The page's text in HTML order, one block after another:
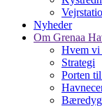
Nyheder
Om Grenaa
Hvem vi
Strategi
Porten